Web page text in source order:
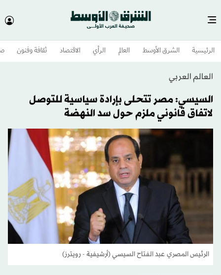
الرئيسية الشرق الأوسط​ العالم الرأي الاقتصاد ثقافة وفنون
العالم العربي
السيسي: مصر تتحلى بإرادة سياسية للتوصل
لاتفاق قانوني ملزم حول سد النهضة
الرئيس المصري عبد الفتاح السيسي (أرشيفية - رويترز)